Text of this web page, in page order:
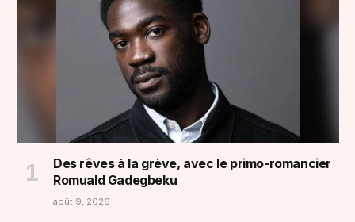
Des rêves à la grève, avec le primo-romancier
Romuald Gadegbeku
août 9, 2026